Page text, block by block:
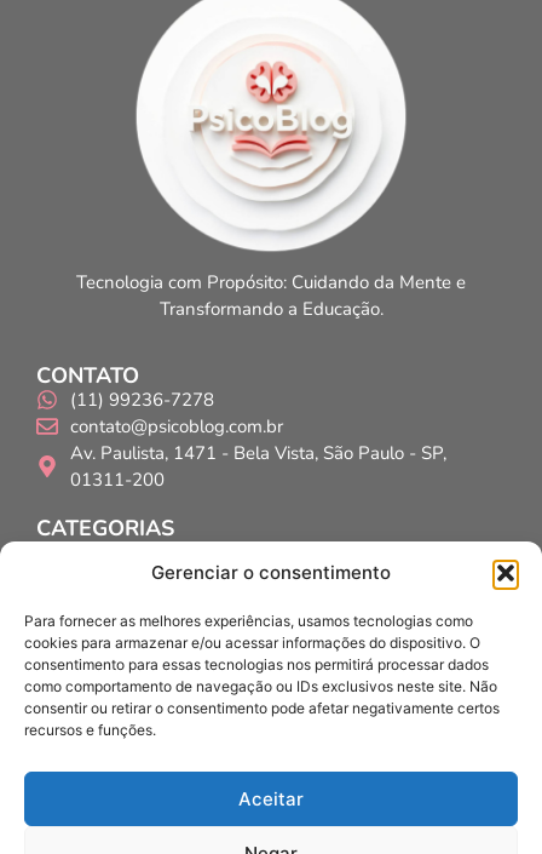
Gerenciar o consentimento
Para fornecer as melhores experiências, usamos tecnologias como
cookies para armazenar e/ou acessar informações do dispositivo. O
consentimento para essas tecnologias nos permitirá processar dados
como comportamento de navegação ou IDs exclusivos neste site. Não
consentir ou retirar o consentimento pode afetar negativamente certos
recursos e funções.
Aceitar
Tecnologia com Propósito: Cuidando da Mente e
Transformando a Educação.
CONTATO
(11) 99236-7278
contato@psicoblog.com.br
Av. Paulista, 1471 - Bela Vista, São Paulo - SP,
01311-200
CATEGORIAS
Psicopedagogos
INSTITUCIONAL
Home
Quem Somos?
Contato
SIGA-NOS